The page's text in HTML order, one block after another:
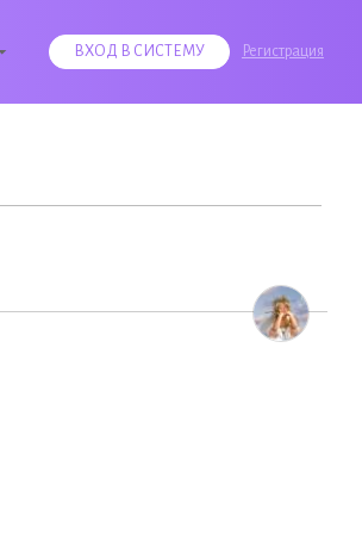
ВХОД В СИСТЕМУ Регистрация